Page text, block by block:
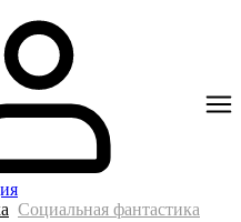
Социальная фантастика